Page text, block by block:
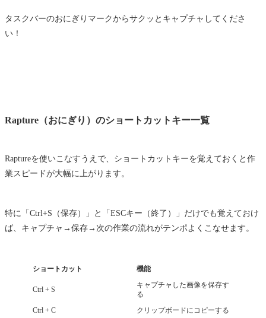
タスクバーのおにぎりマークからサクッとキャプチャしてくださ
い！
Rapture（おにぎり）のショートカットキー一覧
Raptureを使いこなすうえで、ショートカットキーを覚えておくと作
業スピードが大幅に上がります。
特に「Ctrl+S（保存）」と「ESCキー（終了）」だけでも覚えておけ
ば、キャプチャ→保存→次の作業の流れがテンポよくこなせます。
ショートカット 機能
Ctrl + S
キャプチャした画像を保存す
る
Ctrl + C クリップボードにコピーする